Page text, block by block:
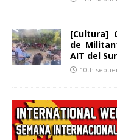
[Cultura]
de
AIT del
10th